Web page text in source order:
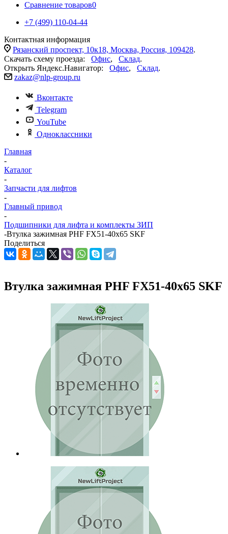
Сравнение товаров0
+7 (499) 110-04-44
Контактная информация
Рязанский проспект, 10к18, Москва, Россия, 109428.
Скачать схему проезда: Офис, Склад.
Открыть Яндекс.Навигатор: Офис, Склад.
zakaz@nlp-group.ru
Вконтакте
Telegram
YouTube
Одноклассники
Главная
-
Каталог
-
Запчасти для лифтов
-
Главный привод
-
Подшипники для лифта и комплекты ЗИП
-Втулка зажимная PHF FX51-40x65 SKF
Поделиться
Втулка зажимная PHF FX51-40x65 SKF